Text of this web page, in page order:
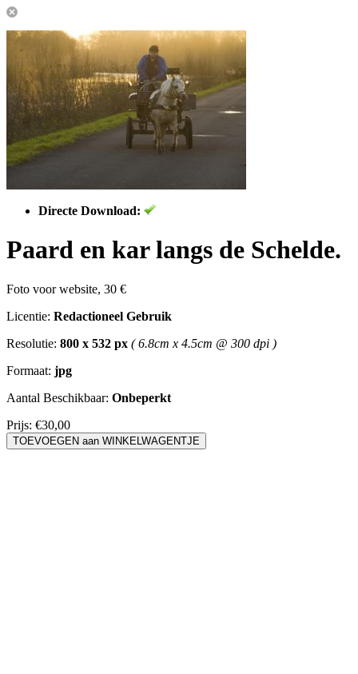
Directe Download:
Paard en kar langs de Schelde.
Foto voor website, 30 €
Licentie: Redactioneel Gebruik
Resolutie: 800 x 532 px ( 6.8cm x 4.5cm @ 300 dpi )
Formaat: jpg
Aantal Beschikbaar: Onbeperkt
Prijs: €30,00